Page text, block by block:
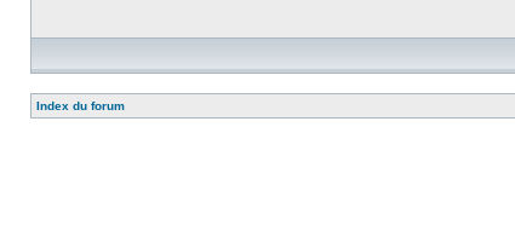
Index du forum